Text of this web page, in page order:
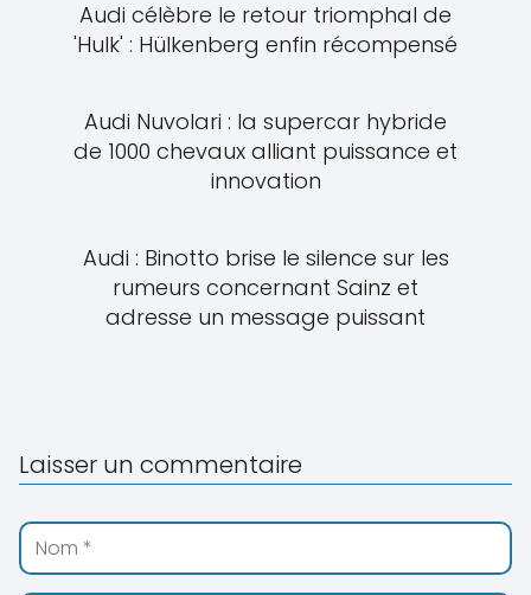
Audi célèbre le retour triomphal de
'Hulk' : Hülkenberg enfin récompensé
Audi Nuvolari : la supercar hybride
de 1000 chevaux alliant puissance et
innovation
Audi : Binotto brise le silence sur les
rumeurs concernant Sainz et
adresse un message puissant
Laisser un commentaire